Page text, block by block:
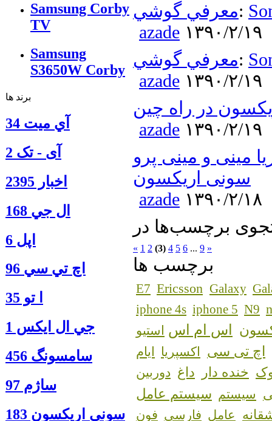
Samsung Corby
TV
Samsung
S3650W Corby
برند ها
آي ميت 34
آی - تک 2
اخبار 2395
ال جي 168
اپل 6
اچ تي سي 96
ا‍ تو 35
جي ال ايكس 1
سامسونگ 456
ساژم 97
سوني اريكسون 183
معرفي گوشي:
azade ۱۳۹۰/۲/۱۹
معرفي گوشي:
azade ۱۳۹۰/۲/۱۹
در راه چین
azade ۱۳۹۰/۲/۱۹
مینی و مینی پرو
سونی اریکسون
azade ۱۳۹۰/۲/۱۸
« 1 2 (3) 4 5 6 ... 9 »
برچسب ها
E7 Ericsson Galaxy
iphone 4s iphone 5 N9
اس ام اس استیو
اچ تی سی اکسپریا ایام
خنده دار داغ دوربین
سیستم سیستم عامل
عامل فارسی فون